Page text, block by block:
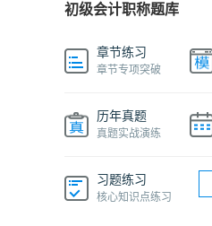
初级会计职称题库
章节练习
章节专项突破
历年真题
真题实战演练
习题练习
核心知识点练习